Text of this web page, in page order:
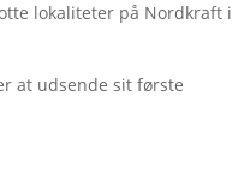
lokaliteter på Nordkraft i
at udsende sit første